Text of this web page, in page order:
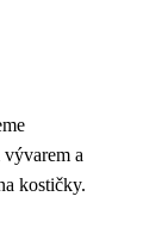
a
kostičky.